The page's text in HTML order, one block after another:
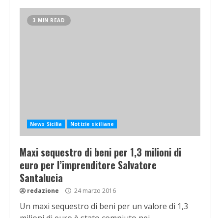
3 MIN READ
News Sicilia Notizie siciliane
Maxi sequestro di beni per 1,3 milioni di
euro per l’imprenditore Salvatore
Santalucia
redazione 24 marzo 2016
Un maxi sequestro di beni per un valore di 1,3